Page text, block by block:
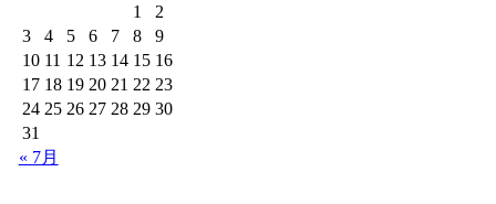
1
2
3
4 5 6 7 8
9
10 11 12 13 14 15 16
17 18 19 20 21 22 23
24 25 26 27 28 29 30
31
« 7月